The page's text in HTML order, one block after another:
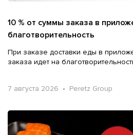
10 % от суммы заказа в
благотворительность
При заказе доставки еды в
заказа идет на
7 августа 2026 • Peretz Group